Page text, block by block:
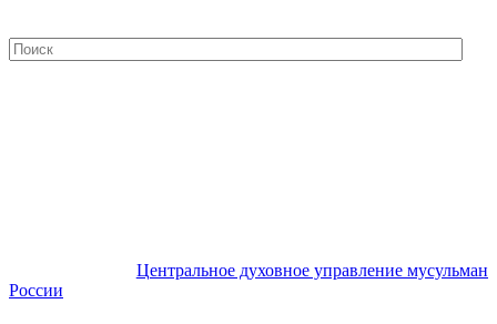
Центральное духовное управление мусульман
России